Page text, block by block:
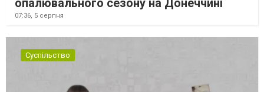
опалювального сезону на Донеччині
07:36, 5 серпня
Суспільство